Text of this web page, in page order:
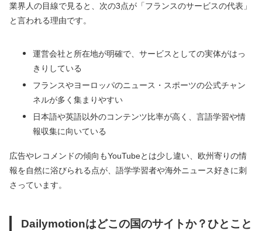
業界人の目線で見ると、次の3点が「フランスのサービスの代表」
と言われる理由です。
運営会社と所在地が明確で、サービスとしての実体がはっ
きりしている
フランスやヨーロッパのニュース・スポーツの公式チャン
ネルが多く集まりやすい
日本語や英語以外のコンテンツ比率が高く、言語学習や情
報収集に向いている
広告やレコメンドの傾向もYouTubeとは少し違い、欧州寄りの情
報を自然に浴びられる点が、語学学習者や海外ニュース好きに刺
さっています。
Dailymotionはどこの国のサイトか？ひとこと